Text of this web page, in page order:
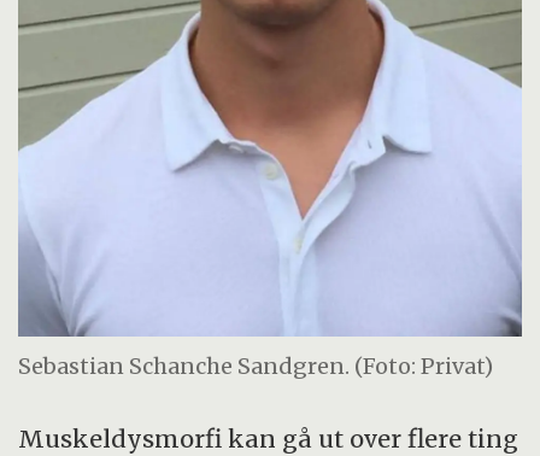
Sebastian Schanche Sandgren. (Foto: Privat)
Muskeldysmorfi kan gå ut over flere ting